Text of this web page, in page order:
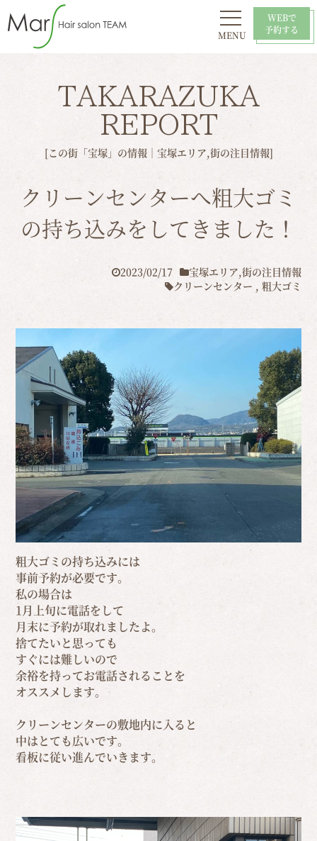
MENU
WEBで
予約する
TAKARAZUKA
REPORT
[この街「宝塚」の情報｜ 宝塚エリア,街の注目情報]
クリーンセンターへ粗大ゴミ
の持ち込みをしてきました！
2023/02/17 宝塚エリア,街の注目情報
クリーンセンター , 粗大ゴミ
粗大ゴミの持ち込みには
事前予約が必要です。
私の場合は
1月上旬に電話をして
月末に予約が取れましたよ。
捨てたいと思っても
すぐには難しいので
余裕を持ってお電話されることを
オススメします。
クリーンセンターの敷地内に入ると
中はとても広いです。
看板に従い進んでいきます。